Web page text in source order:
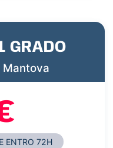
GRADO
Mantova
ENTRO 72H